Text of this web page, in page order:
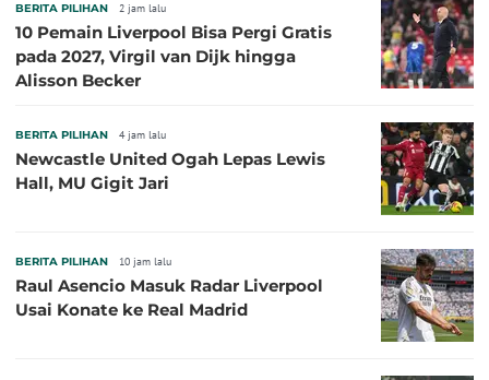
BERITA PILIHAN 2 jam lalu
10 Pemain Liverpool Bisa Pergi Gratis
pada 2027, Virgil van Dijk hingga
Alisson Becker
BERITA PILIHAN 4 jam lalu
Newcastle United Ogah Lepas Lewis
Hall, MU Gigit Jari
BERITA PILIHAN 10 jam lalu
Raul Asencio Masuk Radar Liverpool
Usai Konate ke Real Madrid